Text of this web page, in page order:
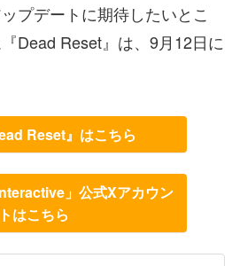
プデートに期待したいとこ
Dead Reset』は、9月12日に
Reset』はこちら
」公式Xアカウン
トはこちら